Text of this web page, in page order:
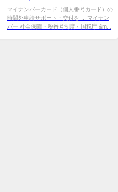
ト・交付を行います。 | 沖縄県嘉
手納 ...
マイナンバーカード（個人番号カード）の
時間外申請サポート・交付を ... マイナン
バー 社会保障・税番号制度 · 国税庁 &m...